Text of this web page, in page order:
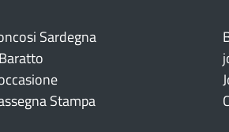
Sardegna
Stampa